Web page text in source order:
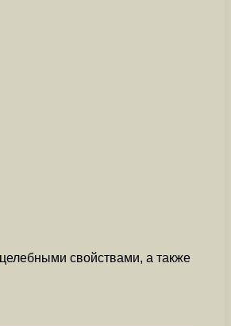
свойствами, а также